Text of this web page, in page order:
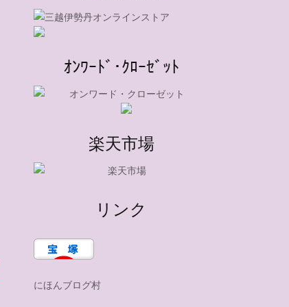
ｵﾝﾜｰﾄﾞ･ｸﾛｰｾﾞｯﾄ
楽天市場
リンク
にほんブログ村